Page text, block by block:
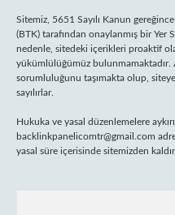
Sitemiz, 5651 Sayılı Kanun
(BTK) tarafından onaylanmış bir Yer
nedenle, sitedeki içerikleri proaktif
yükümlülüğümüz bulunmamaktadır.
sorumluluğunu taşımakta olup,
sayılırlar.
Hukuka ve yasal düzenlemelere
backlinkpanelicomtr@gmail.com
yasal süre içerisinde sitemizden